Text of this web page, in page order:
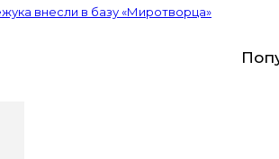
внесли в базу «Миротворца»